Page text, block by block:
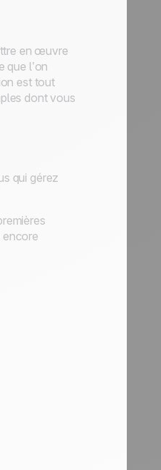
en œuvre
que l’on
est tout
dont vous
qui gérez
encore